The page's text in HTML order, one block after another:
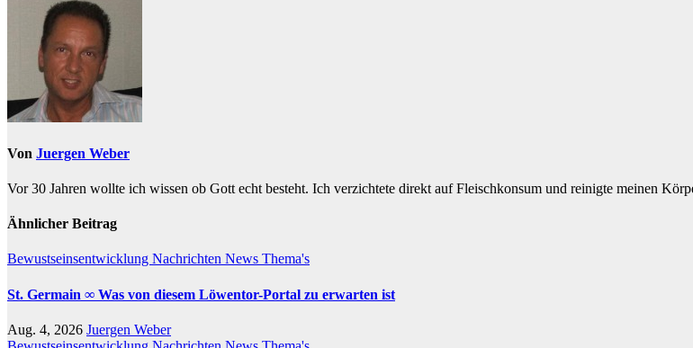
Von Juergen Weber
Vor 30 Jahren wollte ich wissen ob Gott echt besteht. Ich verzichtete direkt auf Fleischkonsum und reinigte meinen
Ähnlicher Beitrag
Bewustseinsentwicklung Nachrichten News Thema's
St. Germain ∞ Was von diesem Löwentor-Portal zu erwarten ist
Aug. 4, 2026 Juergen Weber